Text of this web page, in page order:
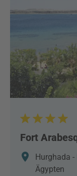
Fort
Hurghada
Ägypten